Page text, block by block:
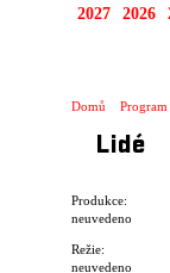
2027 2026
Domů Program
Lidé
Produkce:
neuvedeno
Režie:
neuvedeno